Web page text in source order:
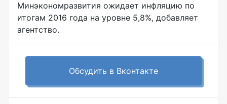
Минэкономразвития ожидает инфляцию по
итогам 2016 года на уровне 5,8%, добавляет
агентство.
Обсудить в Вконтакте